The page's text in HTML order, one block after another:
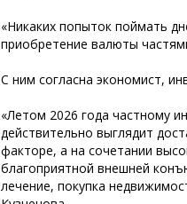
«Никаких попыток поймать
приобретение валюты
С ним согласна экономист,
«Летом 2026 года частному
действительно выглядит
факторе, а на сочетании
благоприятной внешней
лечение, покупка